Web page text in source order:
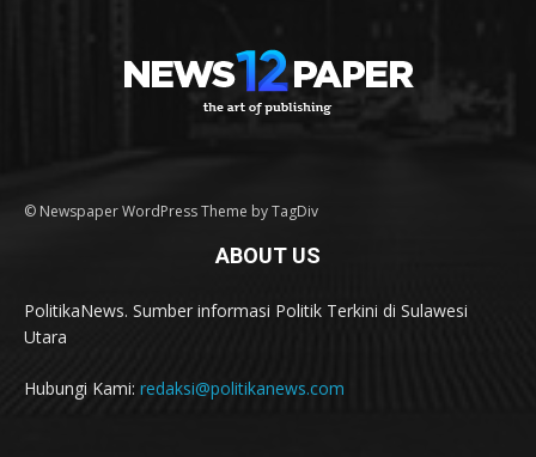
© Newspaper WordPress Theme by TagDiv
ABOUT US
PolitikaNews. Sumber informasi Politik Terkini di Sulawesi
Utara
Hubungi Kami: redaksi@politikanews.com